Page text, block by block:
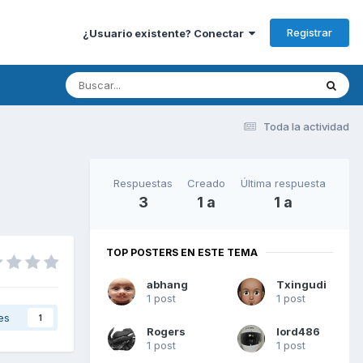
¿Usuario existente? Conectar Registrar
Toda la actividad
1
Respuestas
3
Creado
1 a
Última respuesta
1 a
TOP POSTERS EN ESTE TEMA
abhang
1 post
Txingudi
1 post
Rogers
1 post
lord486
1 post